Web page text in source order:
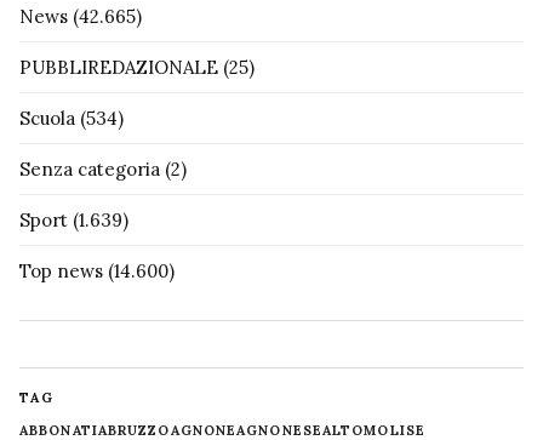
News (42.665)
PUBBLIREDAZIONALE (25)
Scuola (534)
Senza categoria (2)
Sport (1.639)
Top news (14.600)
TAG
ABBONATIABRUZZOAGNONEAGNONESEALTOMOLISE